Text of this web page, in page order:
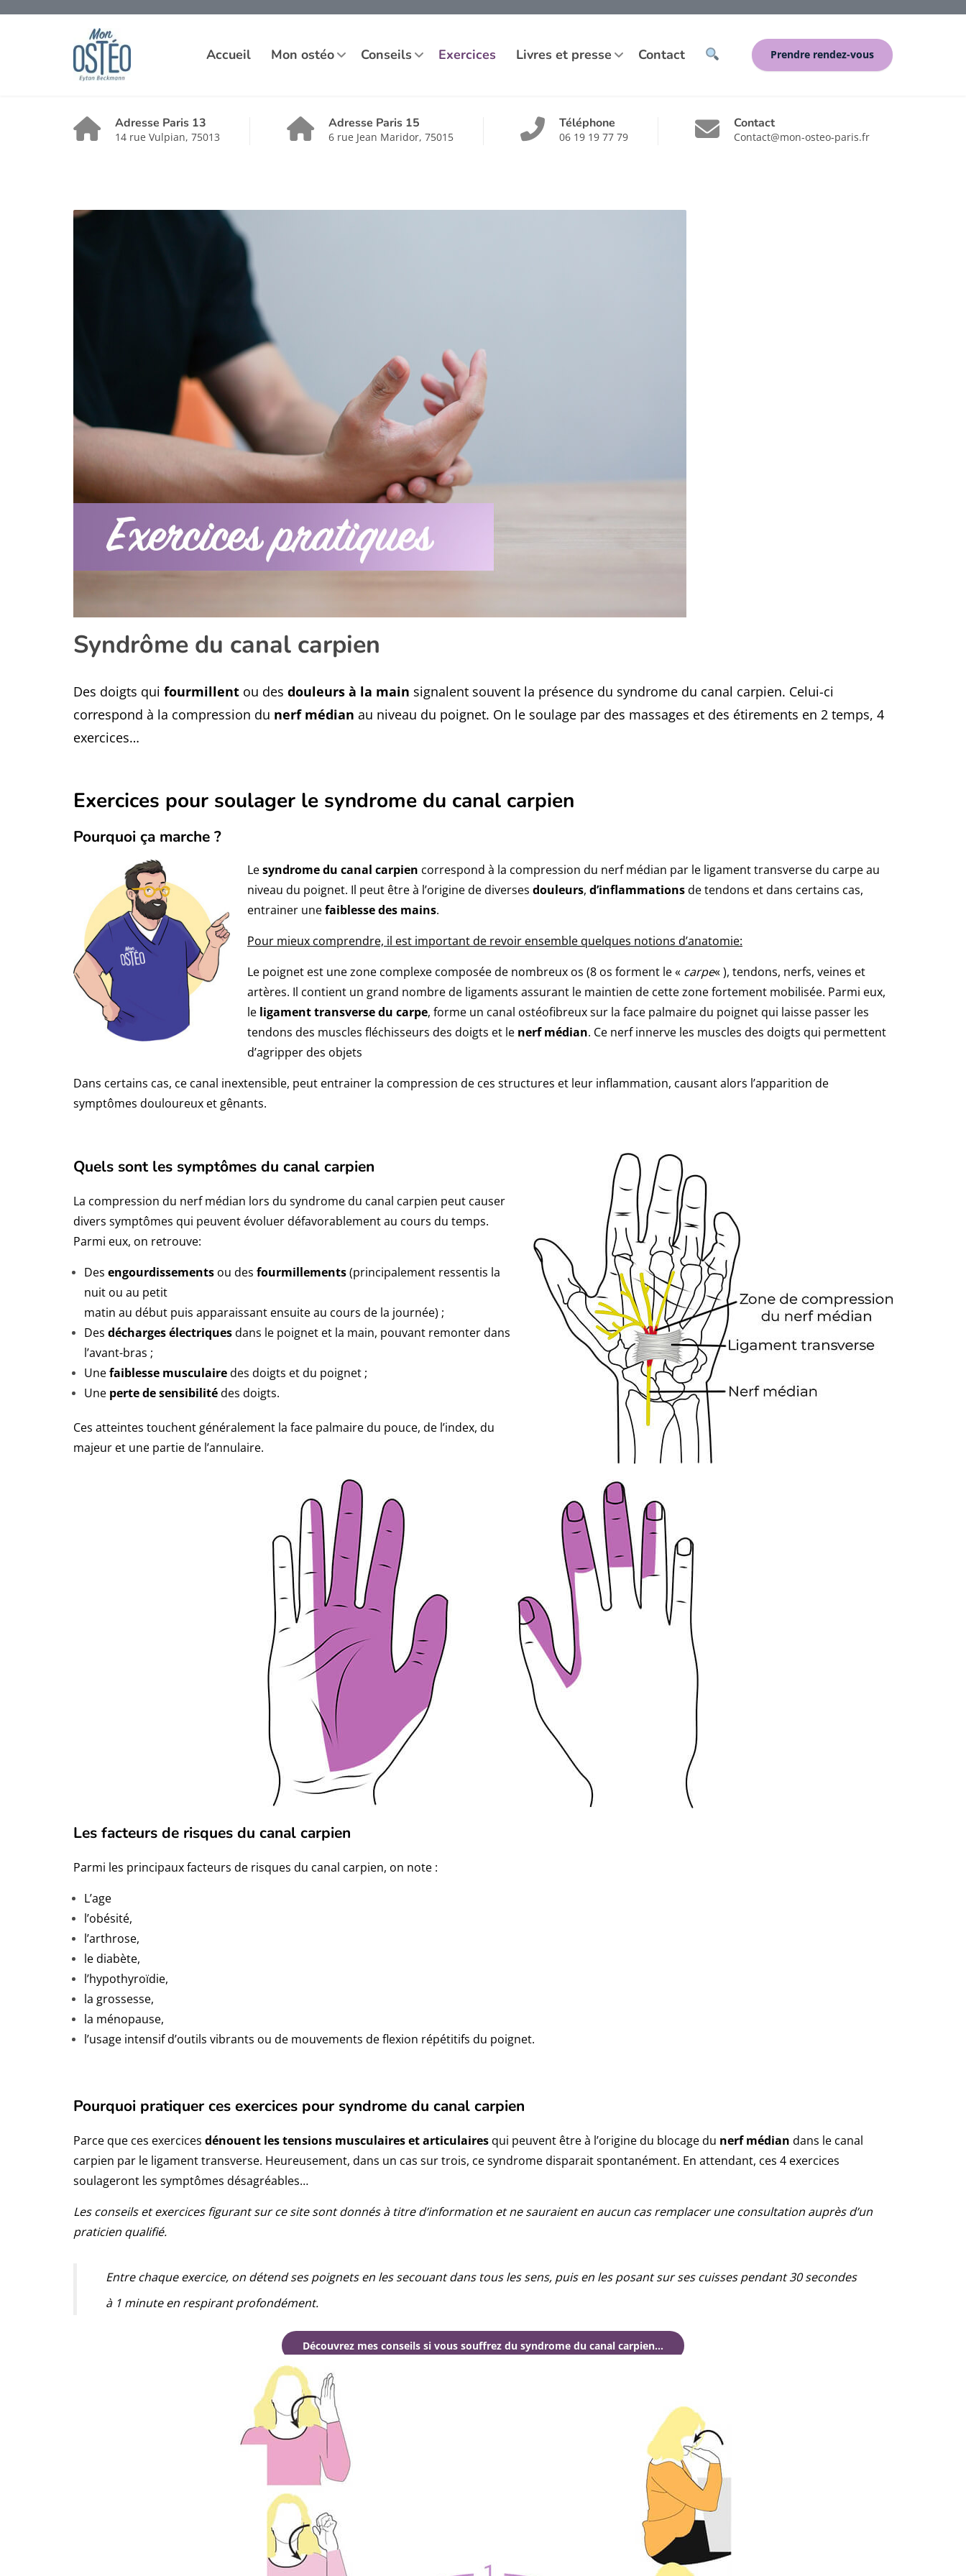
Accueil Mon ostéo Conseils Exercices Livres et presse Contact Prendre rendez-vous
Adresse Paris 13
14 rue Vulpian, 75013
Adresse Paris 15
6 rue Jean Maridor, 75015
Téléphone
06 19 19 77 79
Contact
Contact@mon-osteo-paris.fr
Syndrôme du canal carpien
Des doigts qui fourmillent ou des douleurs à la main signalent souvent la présence du syndrome du canal carpien. Celui-ci
correspond à la compression du nerf médian au niveau du poignet. On le soulage par des massages et des étirements en 2 temps, 4
exercices…
Exercices pour soulager le syndrome du canal carpien
Pourquoi ça marche ?
Lesyndrome du canal carpien correspond à la compression du nerf médian par le ligament transverse du carpe au
niveau du poignet. Il peut être à l’origine de diverses douleurs, d’inflammationsde tendons et dans certains cas,
entrainer unefaiblesse des mains.
Pour mieux comprendre, il est important de revoir ensemble quelques notions d’anatomie:
Le poignet est une zone complexe composée de nombreux os (8 os forment le « carpe« ), tendons, nerfs, veines et
artères. Il contient un grand nombre de ligaments assurant le maintien de cette zone fortement mobilisée. Parmi eux,
le ligament transverse du carpe, forme un canal ostéofibreux sur la face palmaire du poignet qui laisse passer les
tendons des muscles fléchisseurs des doigts et le nerf médian. Ce nerf innerve les muscles des doigts qui permettent
d’agripper des objets
Dans certains cas, ce canal inextensible, peut entrainer la compression de ces structures et leur inflammation, causant alors l’apparition de
symptômes douloureux et gênants.
Quels sont les symptômes du canal carpien
La compression du nerf médian lors du syndrome du canal carpien peut causer
divers symptômes qui peuvent évoluer défavorablement au cours du temps.
Parmi eux, on retrouve:
Des engourdissements ou des fourmillements(principalement ressentis la
nuit ou au petit
matin au début puis apparaissant ensuite au cours de la journée) ;
Des décharges électriquesdans le poignet et la main, pouvant remonter dans
l’avant-bras ;
Unefaiblesse musculairedes doigts et du poignet ;
Une perte de sensibilitédes doigts.
Ces atteintes touchent généralement la face palmaire du pouce, de l’index, du
majeur et une partie de l’annulaire.
Les facteurs de risques du canal carpien
Parmi les principaux facteurs de risques du canal carpien, on note :
L’age
l’obésité,
l’arthrose,
le diabète,
l’hypothyroïdie,
la grossesse,
la ménopause,
l’usage intensif d’outils vibrants ou de mouvements de flexion répétitifs du poignet.
Pourquoi pratiquer ces exercices pour syndrome du canal carpien
Parce que ces exercices dénouent les tensions musculaires et articulaires qui peuvent être à l’origine du blocage du nerf médian dans le canal
carpien par le ligament transverse. Heureusement, dans un cas sur trois, ce syndrome disparait spontanément. En attendant, ces 4 exercices
soulageront les symptômes désagréables…
Les conseils et exercices figurant sur ce site sont donnés à titre d’information et ne sauraient en aucun cas remplacer une consultation auprès d’un
praticien qualifié.
Entre chaque exercice, on détend ses poignets en les secouant dans tous les sens, puis en les posant sur ses cuisses pendant 30 secondes
à 1 minute en respirant profondément.
Découvrez mes conseils si vous souffrez du syndrome du canal carpien…